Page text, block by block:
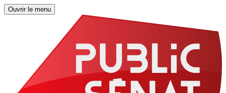
Ouvrir le menu